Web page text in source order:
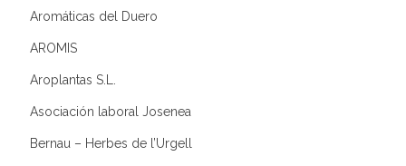
Aromáticas del Duero
AROMIS
Aroplantas S.L.
Asociación laboral Josenea
Bernau – Herbes de l’Urgell